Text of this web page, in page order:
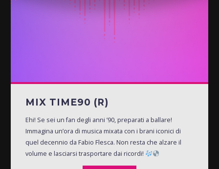
MIX TIME90 (R)
Ehi! Se sei un fan degli anni ’90, preparati a ballare!
Immagina un’ora di musica mixata con i brani iconici di
quel decennio da Fabio Flesca. Non resta che alzare il
volume e lasciarsi trasportare dai ricordi!